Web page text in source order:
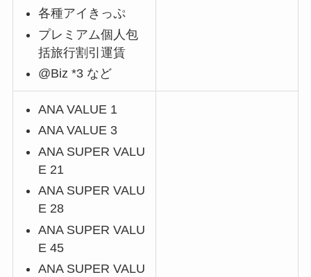
各種アイきっぷ
プレミアム個人包
括旅行割引運賃
@Biz *3 など
ANA VALUE 1
ANA VALUE 3
ANA SUPER VALU
E 21
ANA SUPER VALU
E 28
ANA SUPER VALU
E 45
ANA SUPER VALU